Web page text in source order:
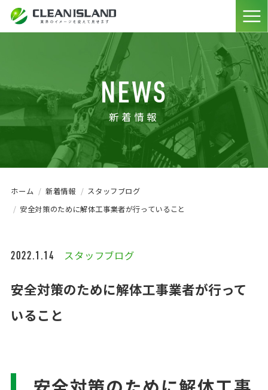
NEWS
新着情報
ホーム 新着情報
スタッフブログ
安全対策のために解体工事業者が行っていること
2022.1.14 スタッフブログ
安全対策のために解体工事業者が行って
いること